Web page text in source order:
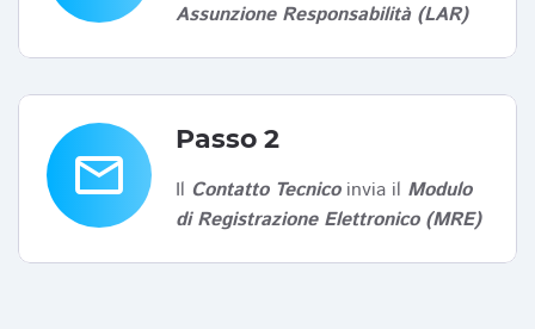
Assunzione Responsabilità (LAR)
email
Passo 2
Il Contatto Tecnicoinvia il Modulo
di Registrazione Elettronico (MRE)